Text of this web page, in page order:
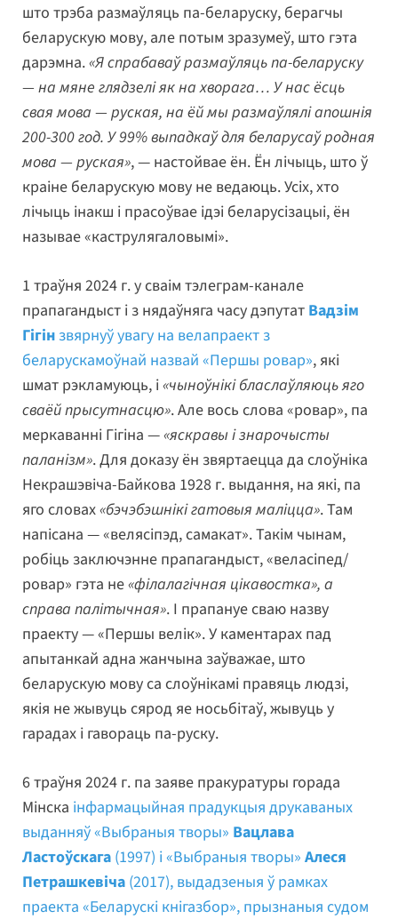
што трэба размаўляць па-беларуску, берагчы
беларускую мову, але потым зразумеў, што гэта
дарэмна.«Я спрабаваў размаўляць па-беларуску
— на мяне глядзелі як на хворага… У нас ёсць
свая мова — руская, на ёй мы размаўлялі апошнія
200-300 год. У 99% выпадкаў для беларусаў родная
мова — руская», — настойвае ён. Ён лічыць, што ў
краіне беларускую мову не ведаюць. Усіх, хто
лічыць інакш і прасоўвае ідэі беларусізацыі, ён
называе «каструлягаловымі».
1 траўня 2024 г. у сваім тэлеграм-канале
прапагандыст і з нядаўняга часу дэпутат Вадзім
Гігін звярнуў увагу на велапраект з
беларускамоўнай назвай «Першы ровар», які
шмат рэкламуюць, і«чыноўнікі бласлаўляюць яго
сваёй прысутнасцю». Але вось слова «ровар», па
меркаванні Гігіна —«яскравы і знарочысты
паланізм». Для доказу ён звяртаецца да слоўніка
Некрашэвіча-Байкова 1928 г. выдання, на які, па
яго словах«бэчэбэшнікі гатовыя маліцца». Там
напісана — «велясіпэд, самакат». Такім чынам,
робіць заключэнне прапагандыст, «веласіпед/
ровар» гэта не«філалагічная цікавостка», а
справа палітычная». І прапануе сваю назву
праекту — «Першы велік». У каментарах пад
апытанкай адна жанчына заўважае, што
беларускую мову са слоўнікамі правяць людзі,
якія не жывуць сярод яе носьбітаў, жывуць у
гарадах і гавораць па-руску.
6 траўня 2024 г. па заяве пракуратуры горада
Мінска інфармацыйная прадукцыя друкаваных
выданняў «Выбраныя творы» Вацлава
Ластоўскага (1997) і «Выбраныя творы» Алеся
Петрашкевіча (2017), выдадзеныя ў рамках
праекта «Беларускі кнігазбор», прызнаныя судом